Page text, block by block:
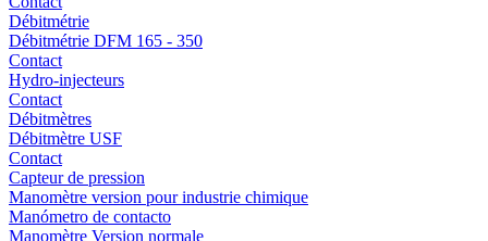
Débitmétrie
Débitmétrie DFM 165 - 350
Contact
Hydro-injecteurs
Contact
Débitmètres
Débitmètre USF
Contact
Capteur de pression
Manomètre version pour industrie chimique
Manómetro de contacto
Manomètre Version normale